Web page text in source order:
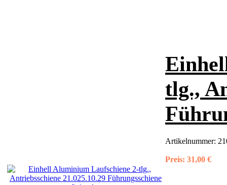
tlg.,
Artikelnummer:
Preis: 31,00 €